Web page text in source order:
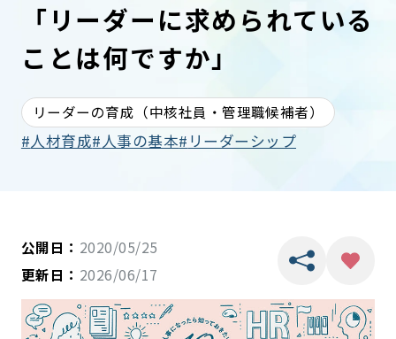
「リーダーに求められている
ことは何ですか」
リーダーの育成（中核社員・管理職候補者）
人材育成 人事の基本 リーダーシップ
公開日： 2020/05/25
更新日： 2026/06/17